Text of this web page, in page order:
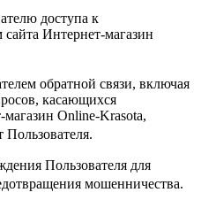
доступа к
Интернет-магазин
обратной связи, включая
касающихся
магазин Online-Krasota,
Пользователя.
Пользователя для
мошенничества.